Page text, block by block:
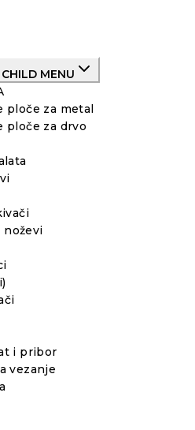
MENU
ploče za metal
ploče za drvo
noževi
i pribor
vezanje